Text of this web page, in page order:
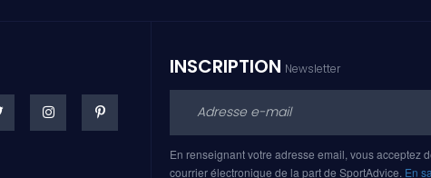
INSCRIPTION Newsletter
En renseignant votre adresse email, vous acceptez
courrier électronique de la part de SportAdvice. En